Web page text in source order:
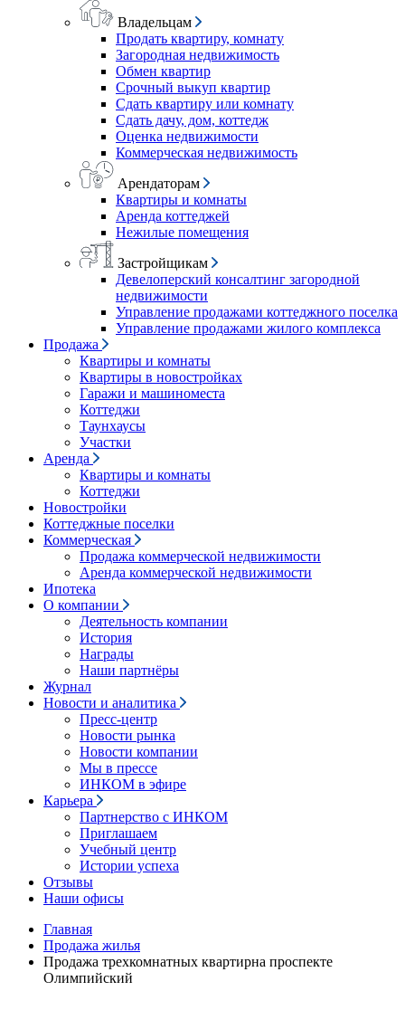
Владельцам
Продать квартиру, комнату
Загородная недвижимость
Обмен квартир
Срочный выкуп квартир
Сдать квартиру или комнату
Сдать дачу, дом, коттедж
Оценка недвижимости
Коммерческая недвижимость
Арендаторам
Квартиры и комнаты
Аренда коттеджей
Нежилые помещения
Застройщикам
Девелоперский консалтинг загородной
недвижимости
Управление продажами коттеджного поселка
Управление продажами жилого комплекса
Продажа
Квартиры и комнаты
Квартиры в новостройках
Гаражи и машиноместа
Коттеджи
Таунхаусы
Участки
Аренда
Квартиры и комнаты
Коттеджи
Новостройки
Коттеджные поселки
Коммерческая
Продажа коммерческой недвижимости
Аренда коммерческой недвижимости
Ипотека
О компании
Деятельность компании
История
Награды
Наши партнёры
Журнал
Новости и аналитика
Пресс-центр
Новости рынка
Новости компании
Мы в прессе
ИНКОМ в эфире
Карьера
Партнерство с ИНКОМ
Приглашаем
Учебный центр
Истории успеха
Отзывы
Наши офисы
Главная
Продажа жилья
Продажа трехкомнатных квартирна проспекте
Олимпийский